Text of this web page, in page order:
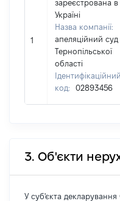
1
зареєстрована в
Україні
Назва компанії:
апеляційний суд
Тернопільської
області
Ідентифікаційний
код:
02893456
3. Об'єкти
У суб'єкта декларування